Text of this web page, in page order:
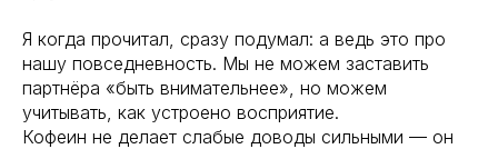
Я когда прочитал, сразу подумал: а ведь это про
нашу повседневность. Мы не можем заставить
партнёра «быть внимательнее», но можем
учитывать, как устроено восприятие.
Кофеин не делает слабые доводы сильными — он